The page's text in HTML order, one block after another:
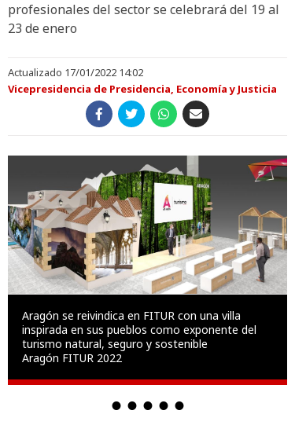
profesionales del sector se celebrará del 19 al
23 de enero
Actualizado 17/01/2022 14:02
Vicepresidencia de Presidencia, Economía y Justicia
Aragón se reivindica en FITUR con una villa
inspirada en sus pueblos como exponente del
turismo natural, seguro y sostenible
Aragón FITUR 2022